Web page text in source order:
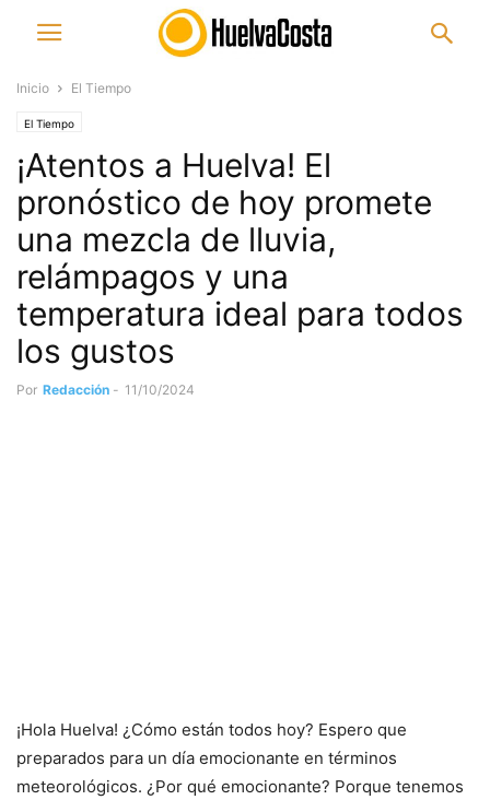
Inicio El Tiempo
El Tiempo
¡Atentos a Huelva! El
pronóstico de hoy promete
una mezcla de lluvia,
relámpagos y una
temperatura ideal para todos
los gustos
Por Redacción - 11/10/2024
¡Hola Huelva! ¿Cómo están todos hoy? Espero que
preparados para un día emocionante en términos
meteorológicos. ¿Por qué emocionante? Porque tenemos